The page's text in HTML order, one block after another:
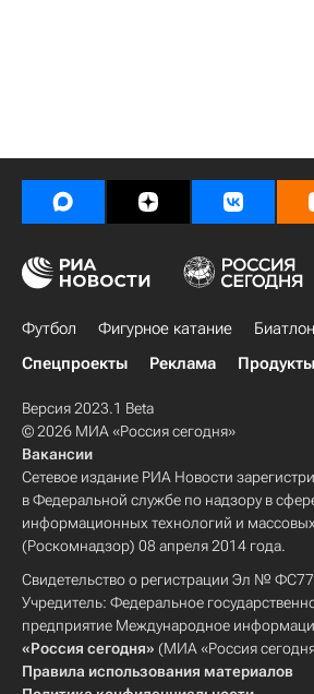
Футбол Фигурное катание Биатлон
Спецпроекты
Реклама
Версия 2023.1 Beta
© 2026 МИА «Россия сегодня»
Вакансии
Сетевое издание РИА Новости
в Федеральной службе по надзору в
информационных технологий и
(Роскомнадзор) 08 апреля 2014 года.
Свидетельство о регистрации Эл №
Учредитель: Федеральное
предприятие Международное
«Россия сегодня» (МИА «Россия
Правила использования материалов